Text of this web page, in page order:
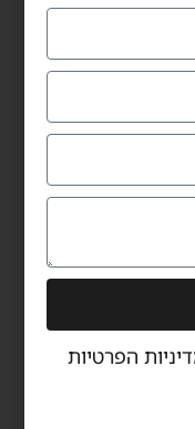
הפרטיות